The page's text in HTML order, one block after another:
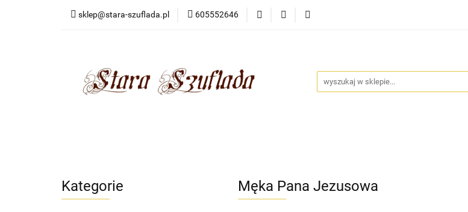
sklep@stara-szuflada.pl 605552646
NOWOŚCI STARA SZUFLADA
Kategorie Męka Pana Jezusowa